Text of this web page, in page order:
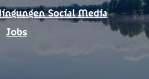
Social Media
Jobs